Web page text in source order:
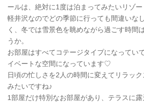
ールは、絶対に1度は泊まってみたいリゾー
軽井沢なのでどの季節に行っても間違いな
く、冬では雪景色を眺めながら過ごす時間
うか。
お部屋はすべてコテージタイプになってい
イベートな空間になっています♡
日頃の忙しさを2人の時間に変えてリラッ
みたいですね♪
1部屋だけ特別なお部屋があり、テラスに